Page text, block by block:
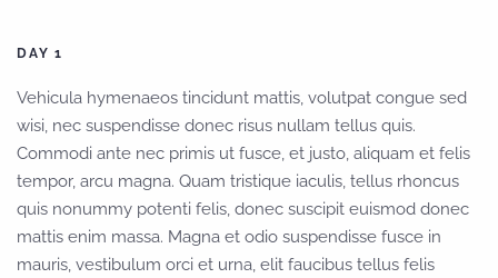
DAY 1
Vehicula hymenaeos tincidunt mattis, volutpat congue sed
wisi, nec suspendisse donec risus nullam tellus quis.
Commodi ante nec primis ut fusce, et justo, aliquam et felis
tempor, arcu magna. Quam tristique iaculis, tellus rhoncus
quis nonummy potenti felis, donec suscipit euismod donec
mattis enim massa. Magna et odio suspendisse fusce in
mauris, vestibulum orci et urna, elit faucibus tellus felis